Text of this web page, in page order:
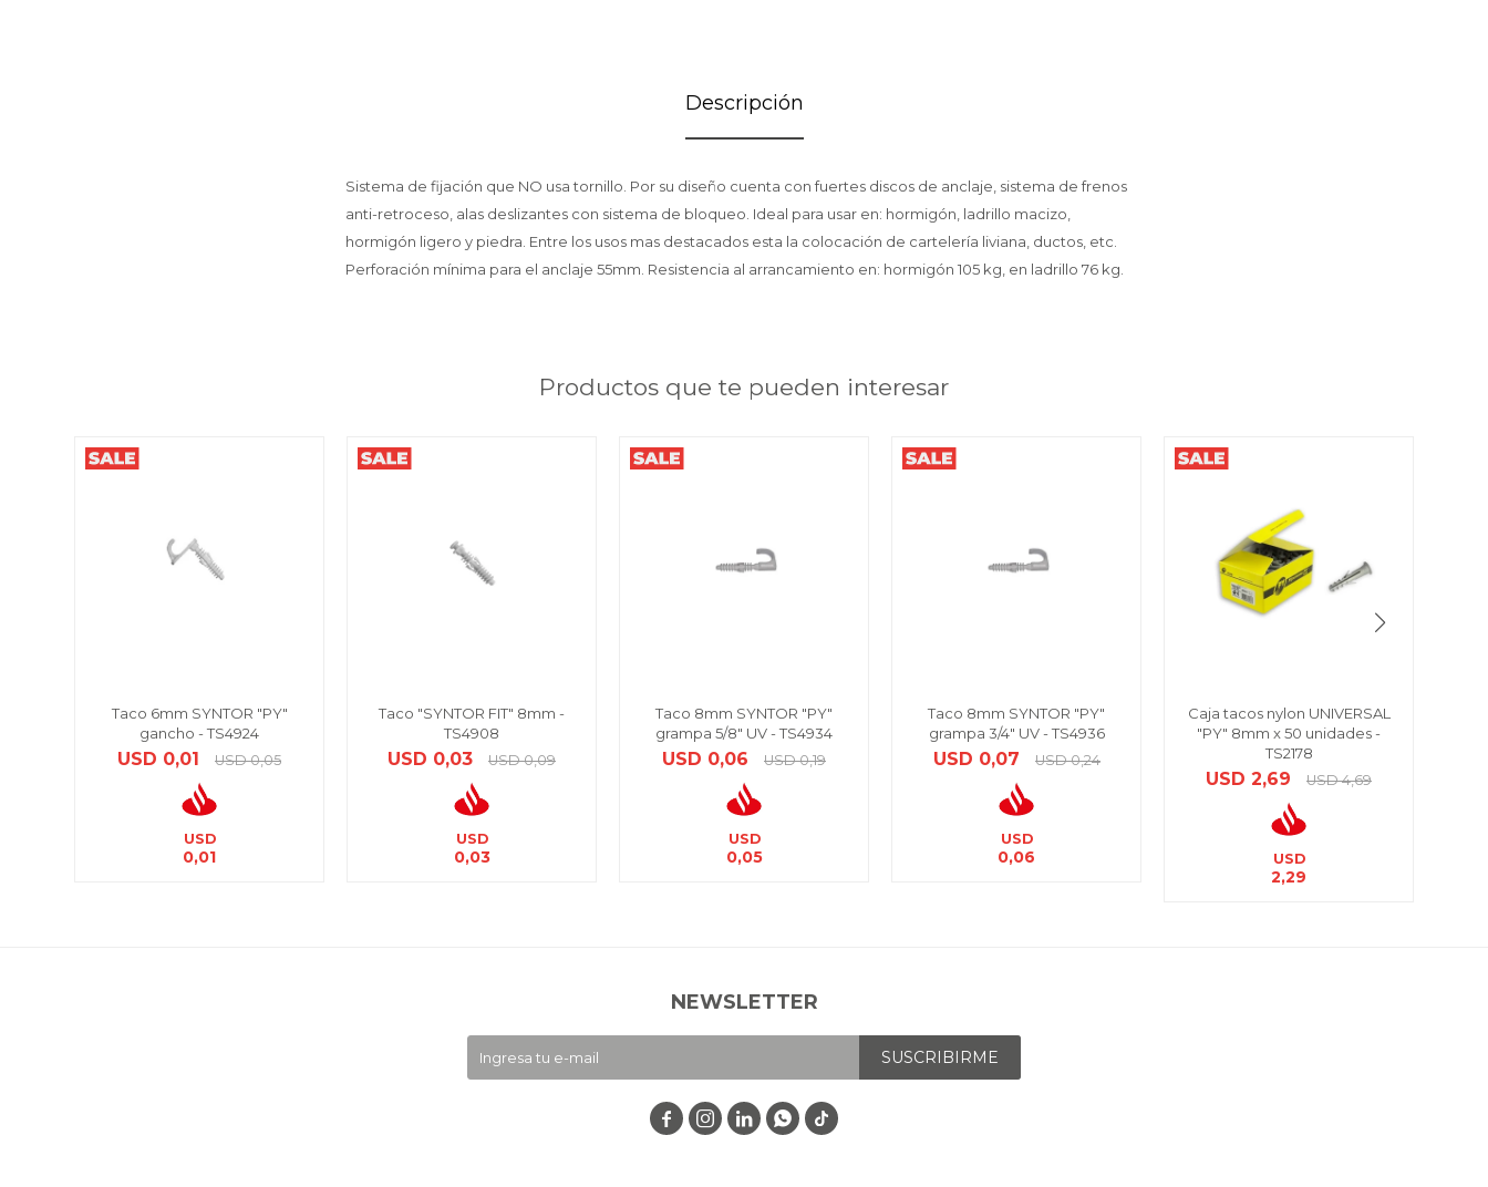
Descripción
Sistema de fijación que NO usa tornillo. Por su diseño cuenta con fuertes discos de anclaje, sistema de frenos
anti-retroceso, alas deslizantes con sistema de bloqueo. Ideal para usar en: hormigón, ladrillo macizo,
hormigón ligero y piedra. Entre los usos mas destacados esta la colocación de cartelería liviana, ductos, etc.
Perforación mínima para el anclaje 55mm. Resistencia al arrancamiento en: hormigón 105 kg, en ladrillo 76 kg.
Productos que te pueden interesar
Taco 6mm SYNTOR "PY"
gancho - TS4924
USD 0,01 USD 0,05
USD
0,01
Taco "SYNTOR FIT" 8mm -
TS4908
USD 0,03 USD 0,09
USD
0,03
Taco 8mm SYNTOR "PY"
grampa 5/8" UV - TS4934
USD 0,06 USD 0,19
USD
0,05
Taco 8mm SYNTOR "PY"
grampa 3/4" UV - TS4936
USD 0,07 USD 0,24
USD
0,06
Caja tacos nylon UNIVERSAL
"PY" 8mm x 50 unidades -
TS2178
USD 2,69 USD 4,69
USD
2,29
NEWSLETTER
SUSCRIBIRME
   